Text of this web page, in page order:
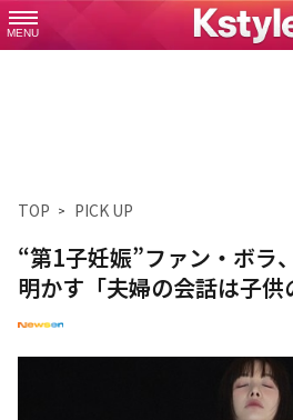
MENU
TOP PICK UP
“第1子妊娠”ファン・ボラ
明かす「夫婦の会話は子供